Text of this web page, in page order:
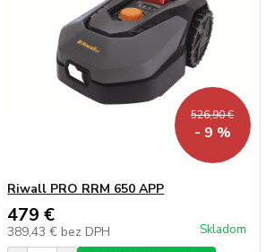
526,90 €
- 9 %
Riwall PRO RRM 650 APP
479 €
389,43 € bez DPH Skladom